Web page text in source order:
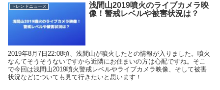
トレンドニュース
浅間山2019噴火のライブカメラ映
像！警戒レベルや被害状況は？
2019年8月7日22:08頃、浅間山が噴火したとの情報が入りました。噴火
なんてそうそうないですから近隣にお住まいの方は心配ですね。そこ
で今回は浅間山2019噴火警戒レベルやライブカメラ映像、そして被害
状況などについても見て行きたいと思います！